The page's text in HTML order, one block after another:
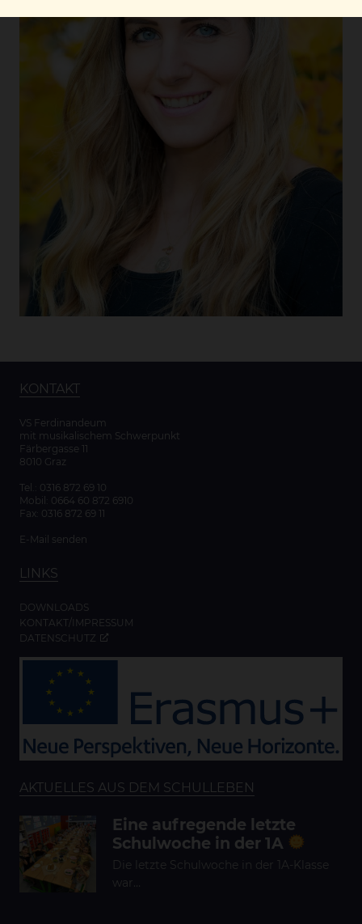
KONTAKT
VS Ferdinandeum
mit musikalischem Schwerpunkt
Färbergasse 11
8010 Graz
Tel.: 0316 872 69 10
Mobil: 0664 60 872 6910
Fax: 0316 872 69 11
E-Mail senden
LINKS
DOWNLOADS
KONTAKT/IMPRESSUM
DATENSCHUTZ
AKTUELLES AUS DEM SCHULLEBEN
Eine aufregende letzte
Schulwoche in der 1A
Die letzte Schulwoche in der 1A-Klasse
war…